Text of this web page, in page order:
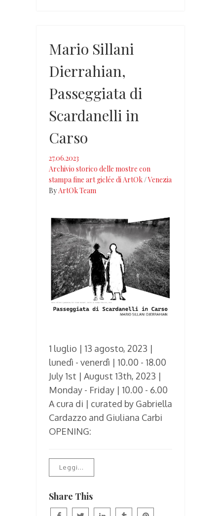
Mario Sillani
Dierrahian,
Passeggiata di
Scardanelli in
Carso
27.06.2023
Archivio storico delle mostre con
stampa fine art giclée di ArtOk/Venezia
ByArtOk Team
1 luglio | 13 agosto, 2023 |
lunedì - venerdì | 10.00 - 18.00
July 1st | August 13th, 2023 |
Monday - Friday | 10.00 - 6.00
A cura di | curated by Gabriella
Cardazzo and Giuliana Carbi
OPENING:
Leggi...
Share This